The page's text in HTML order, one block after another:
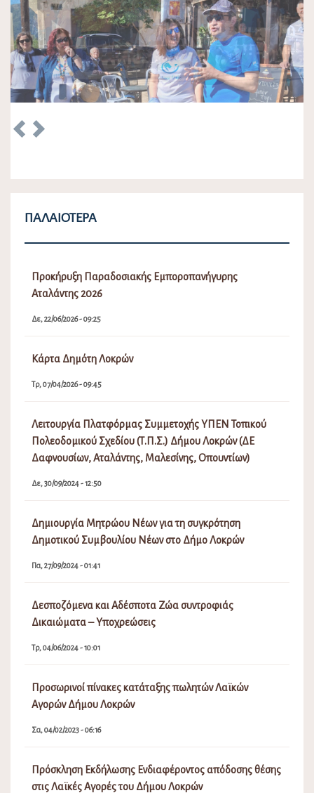
Previous
Next
ΠΑΛΑΙΌΤΕΡΑ
Προκήρυξη Παραδοσιακής Εμποροπανήγυρης
Αταλάντης 2026
Δε, 22/06/2026 - 09:25
Κάρτα Δημότη Λοκρών
Πολεοδομικού Σχεδίου (Τ.Π.Σ.) Δήμου Λοκρών (ΔΕ
Δαφνουσίων, Αταλάντης, Μαλεσίνης, Οπουντίων)
Δε, 30/09/2024 - 12:50
Δημιουργία Μητρώου Νέων για τη συγκρότηση
Δημοτικού Συμβουλίου Νέων στο Δήμο Λοκρών
Πα, 27/09/2024 - 01:41
Δεσποζόμενα και Αδέσποτα Ζώα συντροφιάς